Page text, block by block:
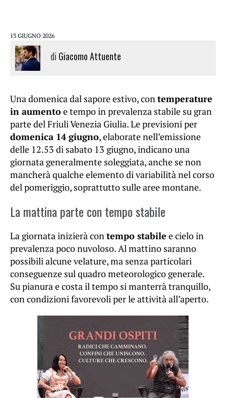
13 GIUGNO 2026
di Giacomo Attuente
Una domenica dal sapore estivo, contemperature
in aumentoe tempo in prevalenza stabile su gran
parte del Friuli Venezia Giulia. Le previsioni per
domenica 14 giugno, elaborate nell’emissione
delle 12.53 di sabato 13 giugno, indicano una
giornata generalmente soleggiata, anche se non
mancherà qualche elemento di variabilità nel corso
del pomeriggio, soprattutto sulle aree montane.
La mattina parte con tempo stabile
La giornata inizierà contempo stabile e cielo in
prevalenza poco nuvoloso. Al mattino saranno
possibili alcune velature, ma senza particolari
conseguenze sul quadro meteorologico generale.
Su pianura e costa il tempo si manterrà tranquillo,
con condizioni favorevoli per le attività all’aperto.